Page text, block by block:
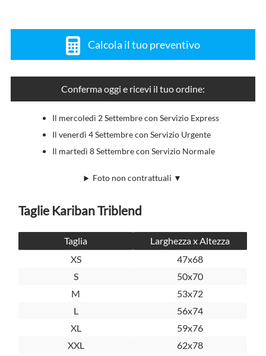
Calcola il tuo preventivo
Conferma oggi e ricevi il tuo ordine:
Il mercoledì 2 Settembre con Servizio Express
Il venerdì 4 Settembre con Servizio Urgente
Il martedì 8 Settembre con Servizio Normale
Foto non contrattuali ▼
Taglie Kariban Triblend
Taglia
Larghezza x Altezza
XS
47x68
S
50x70
M
53x72
L
56x74
XL
59x76
XXL
62x78